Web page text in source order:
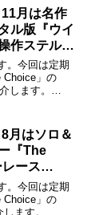
しているの
月は名作
ル版『ウイ
作ステルス
小粒な良
。今回は定期
Choice」の
します。
しているの
月はソロ＆
『The
ース
含む8タイ
。今回は定期
Choice」の
ます。